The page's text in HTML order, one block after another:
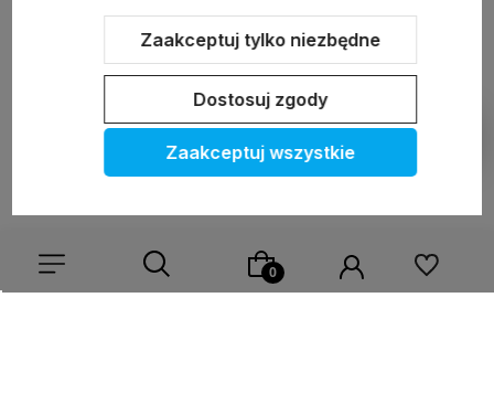
OBSŁUGA KLIENTA
szablonie GrowCommerce
Zaakceptuj tylko niezbędne
Dostosuj zgody
Zaakceptuj wszystkie